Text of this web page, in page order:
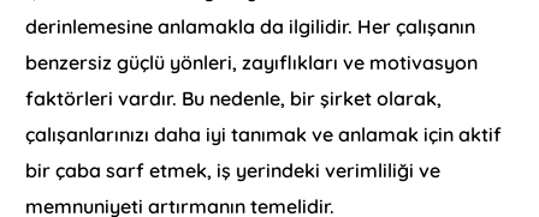
derinlemesine anlamakla da ilgilidir. Her çalışanın
benzersiz güçlü yönleri, zayıflıkları ve motivasyon
faktörleri vardır. Bu nedenle, bir şirket olarak,
çalışanlarınızı daha iyi tanımak ve anlamak için aktif
bir çaba sarf etmek, iş yerindeki verimliliği ve
memnuniyeti artırmanın temelidir.